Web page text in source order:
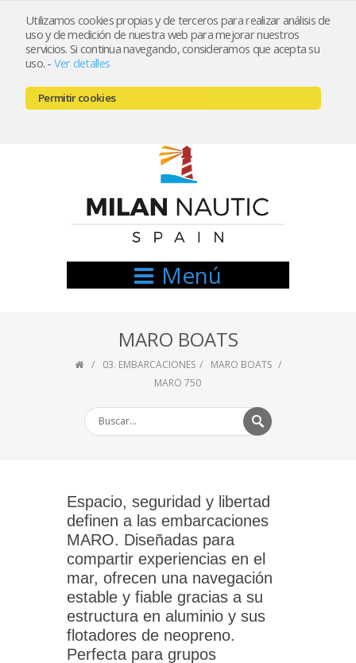
Utilizamos cookies propias y de terceros para realizar análisis de
uso y de medición de nuestra web para mejorar nuestros
servicios. Si continua navegando, consideramos que acepta su
uso. - Ver detalles
Permitir cookies
Registrarse Mi cuenta
666521122 // 654999333
Menú
MARO BOATS
03. EMBARCACIONES
MARO BOATS
MARO 750
Espacio, seguridad y libertad
definen a las embarcaciones
MARO. Diseñadas para
compartir experiencias en el
mar, ofrecen una navegación
estable y fiable gracias a su
estructura en aluminio y sus
flotadores de neopreno.
Perfecta para grupos